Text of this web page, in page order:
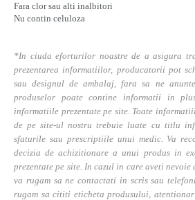
Fara clor sau alti inalbitori
Nu contin celuloza
*In ciuda eforturilor noastre de a asigura
prezentarea informatiilor, producatorii pot
sau designul de ambalaj, fara sa ne
produselor poate contine informatii in
informatiile prezentate pe site. Toate
de pe site-ul nostru trebuie luate cu titlu
sfaturile sau prescriptiile unui medic. Va
decizia de achizitionare a unui produs in
prezentate pe site. In cazul in care aveti
va rugam sa ne contactati in scris sau
rugam sa cititi eticheta produsului,